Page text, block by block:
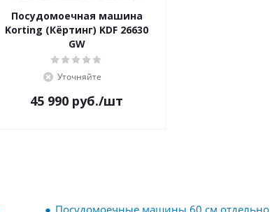
Посудомоечная машина
Korting (Кёртинг) KDF 26630
GW
Уточняйте
45 990 руб./шт